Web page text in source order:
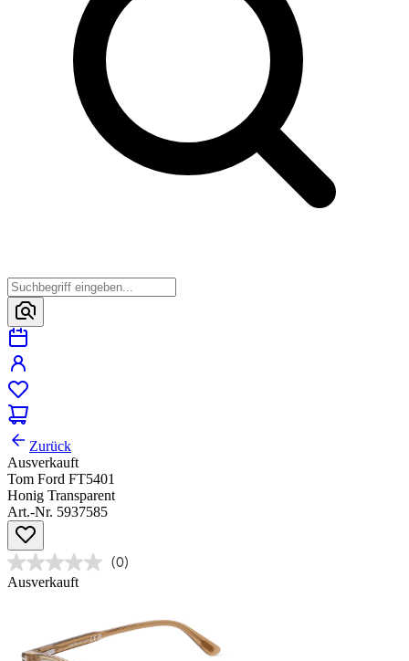
Zurück
Ausverkauft
Tom Ford FT5401
Honig Transparent
Art.-Nr. 5937585
(0)
Ausverkauft